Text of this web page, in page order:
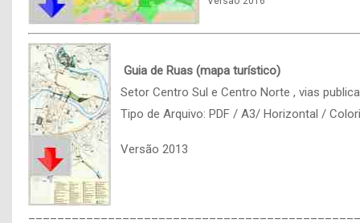
Guia de Ruas (mapa turístico)
Setor Centro Sul e Centro Norte , vias
Tipo de Arquivo: PDF / A3/ Horizontal /
Versão 2013